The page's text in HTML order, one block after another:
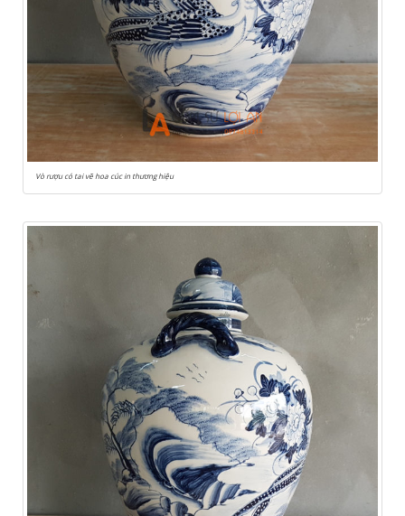
Vò rượu có tai vẽ hoa cúc in thương hiệu